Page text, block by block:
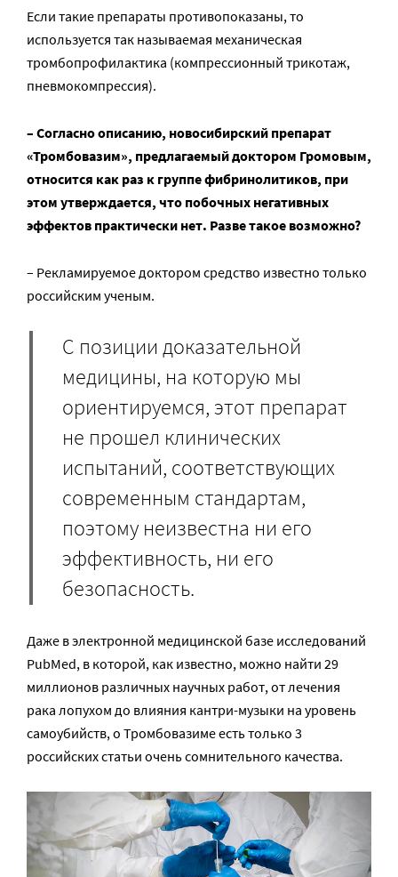
Если такие препараты противопоказаны, то
используется так называемая механическая
тромбопрофилактика (компрессионный трикотаж,
пневмокомпрессия).
– Согласно описанию, новосибирский препарат
«Тромбовазим», предлагаемый доктором Громовым,
относится как раз к группе фибринолитиков, при
этом утверждается, что побочных негативных
эффектов практически нет. Разве такое возможно?
– Рекламируемое доктором средство известно только
российским ученым.
С позиции доказательной
медицины, на которую мы
ориентируемся, этот препарат
не прошел клинических
испытаний, соответствующих
современным стандартам,
поэтому неизвестна ни его
эффективность, ни его
безопасность.
Даже в электронной медицинской базе исследований
PubMed, в которой, как известно, можно найти 29
миллионов различных научных работ, от лечения
рака лопухом до влияния кантри-музыки на уровень
самоубийств, о Тромбовазиме есть только 3
российских статьи очень сомнительного качества.